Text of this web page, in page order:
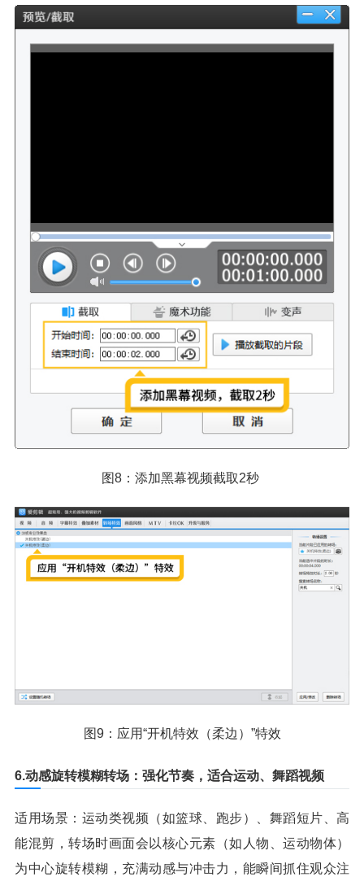
图8：添加黑幕视频截取2秒
图9：应用“开机特效（柔边）”特效
6.动感旋转模糊转场：强化节奏，适合运动、舞蹈视频
适用场景：运动类视频（如篮球、跑步）、舞蹈短片、高
能混剪，转场时画面会以核心元素（如人物、运动物体）
为中心旋转模糊，充满动感与冲击力，能瞬间抓住观众注